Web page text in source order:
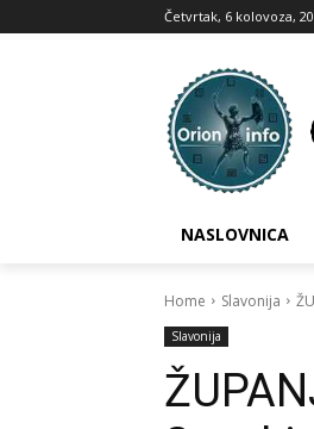
Četvrtak, 6 kolovoza,
NASLOVNICA
Home Slavonija
Slavonija